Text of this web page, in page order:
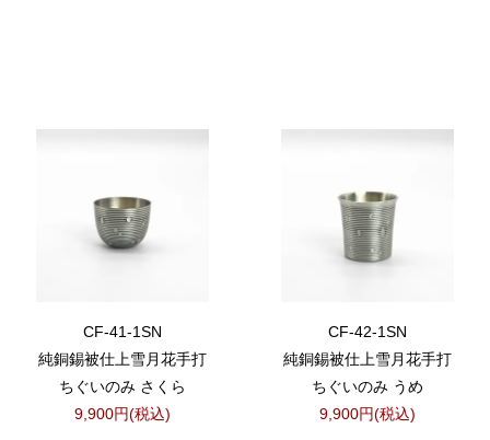
CF-41-1SN
純銅錫被仕上雪月花手打
ちぐいのみ さくら
9,900円(税込)
CF-42-1SN
純銅錫被仕上雪月花手打
ちぐいのみ うめ
9,900円(税込)